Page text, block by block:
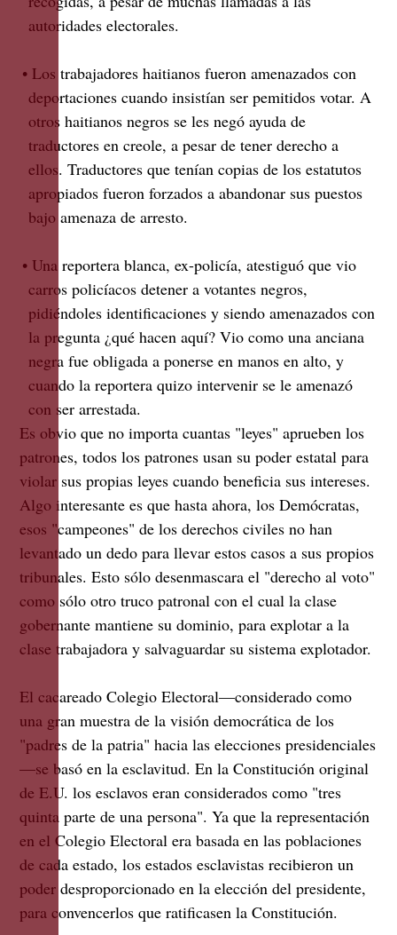
autoridades electorales.
• Los trabajadores haitianos fueron amenazados con
deportaciones cuando insistían ser pemitidos votar. A
otros haitianos negros se les negó ayuda de
traductores en creole, a pesar de tener derecho a
ellos. Traductores que tenían copias de los estatutos
apropiados fueron forzados a abandonar sus puestos
bajo amenaza de arresto.
• Una reportera blanca, ex-policía, atestiguó que vio
carros policíacos detener a votantes negros,
pidiéndoles identificaciones y siendo amenazados con
la pregunta ¿qué hacen aquí? Vio como una anciana
negra fue obligada a ponerse en manos en alto, y
cuando la reportera quizo intervenir se le amenazó
con ser arrestada.
Es obvio que no importa cuantas "leyes" aprueben los
patrones, todos los patrones usan su poder estatal para
violar sus propias leyes cuando beneficia sus intereses.
Algo interesante es que hasta ahora, los Demócratas,
esos "campeones" de los derechos civiles no han
levantado un dedo para llevar estos casos a sus propios
tribunales. Esto sólo desenmascara el "derecho al voto"
como sólo otro truco patronal con el cual la clase
gobernante mantiene su dominio, para explotar a la
clase trabajadora y salvaguardar su sistema explotador.
El cacareado Colegio Electoral—considerado como
una gran muestra de la visión democrática de los
"padres de la patria" hacia las elecciones presidenciales
—se basó en la esclavitud. En la Constitución original
de E.U. los esclavos eran considerados como "tres
quinta parte de una persona". Ya que la representación
en el Colegio Electoral era basada en las poblaciones
de cada estado, los estados esclavistas recibieron un
poder desproporcionado en la elección del presidente,
para convencerlos que ratificasen la Constitución.